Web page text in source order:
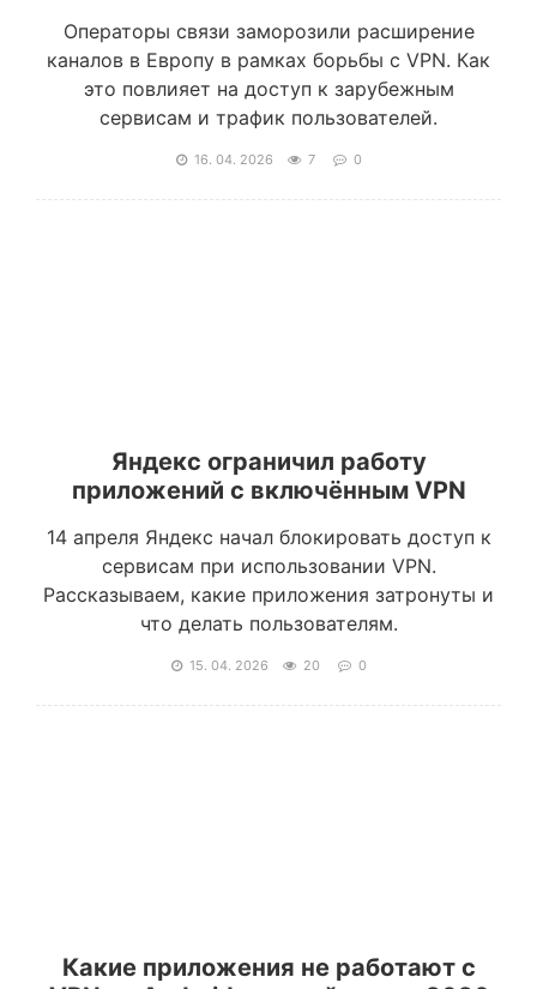
Операторы связи заморозили расширение
каналов в Европу в рамках борьбы с VPN. Как
это повлияет на доступ к зарубежным
сервисам и трафик пользователей.
16. 04. 2026 7 0
Яндекс ограничил работу
приложений с включённым VPN
14 апреля Яндекс начал блокировать доступ к
сервисам при использовании VPN.
Рассказываем, какие приложения затронуты и
что делать пользователям.
15. 04. 2026 20 0
Какие приложения не работают с